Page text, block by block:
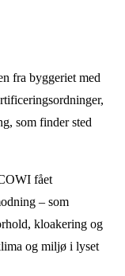
fra byggeriet med
som finder sted
fået
– som
kloakering og
og miljø i lyset